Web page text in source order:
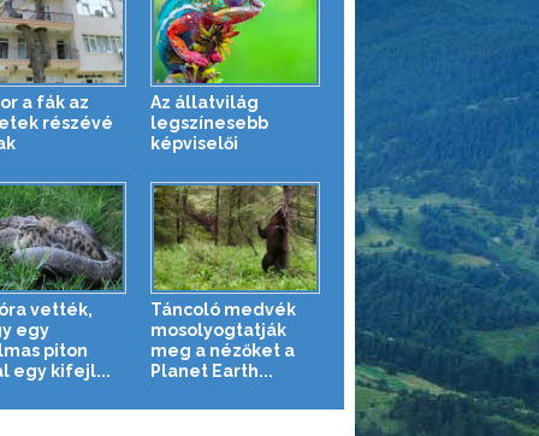
a fák az
részévé
Az állatvilág
legszínesebb
képviselői
vették,
egy
piton
egy kifejl...
Táncoló medvék
mosolyogtatják
meg a nézőket a
Planet Earth...